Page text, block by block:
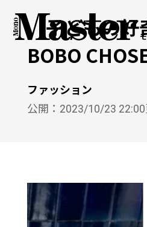
「子どもの好
BOBO
ファッション
公開： 2023/10/23 22:00